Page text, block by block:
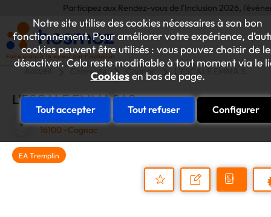
Notre site utilise des cookies nécessaires à son bon
fonctionnement. Pour améliorer votre expérience,
cookies peuvent être utilisés : vous pouvez choisir de
désactiver. Cela reste modifiable à tout moment via le
Cookiesen bas de page.
Tout accepter Tout refuser Configurer
Participez aux Rendez-vous de l'Inclusion 2026,
Accueil Charente Cognac
L'ESCALE EMMA SAS
58 rue Basse Saint-Martin
16100 -Cognac
EA Tremplin
Nous
Demander